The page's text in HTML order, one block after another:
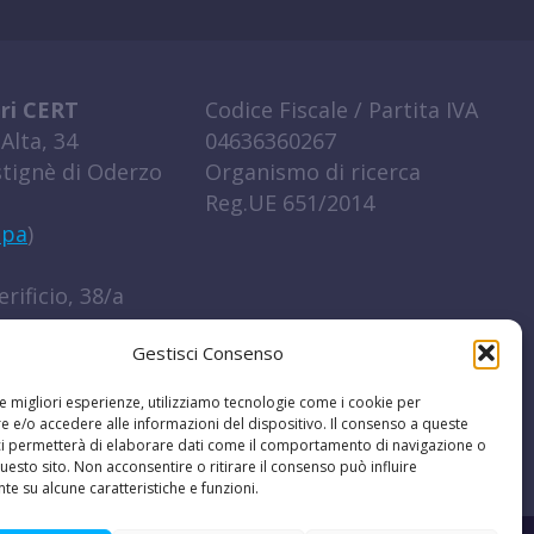
Gestisci Consenso
migliori esperienze, utilizziamo tecnologie come i cookie per
e/o accedere alle informazioni del dispositivo. Il consenso a queste
permetterà di elaborare dati come il comportamento di navigazione o
sito. Non acconsentire o ritirare il consenso può influire
su alcune caratteristiche e funzioni.
CERT
34
di Oderzo
)
38/a
(RO)
852016
Codice Fiscale / Partita IVA
04636360267
Organismo di ricerca
Reg.UE 651/2014